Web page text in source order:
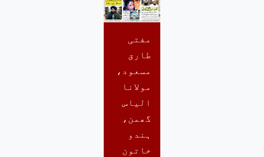
مفتی
طارق
مسعود،
مولانا
الیاس
گھمن،
ہندو
خاتون